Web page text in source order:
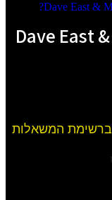
Dave East
המשאלות